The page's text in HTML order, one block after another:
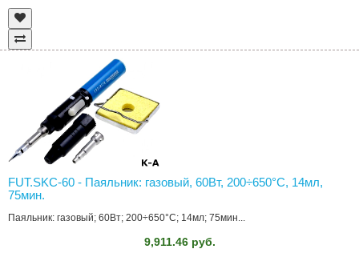
FUT.SKC-60 - Паяльник: газовый, 60Вт, 200÷650°C, 14мл,
75мин.
Паяльник: газовый; 60Вт; 200÷650°C; 14мл; 75мин...
9,911.46 руб.